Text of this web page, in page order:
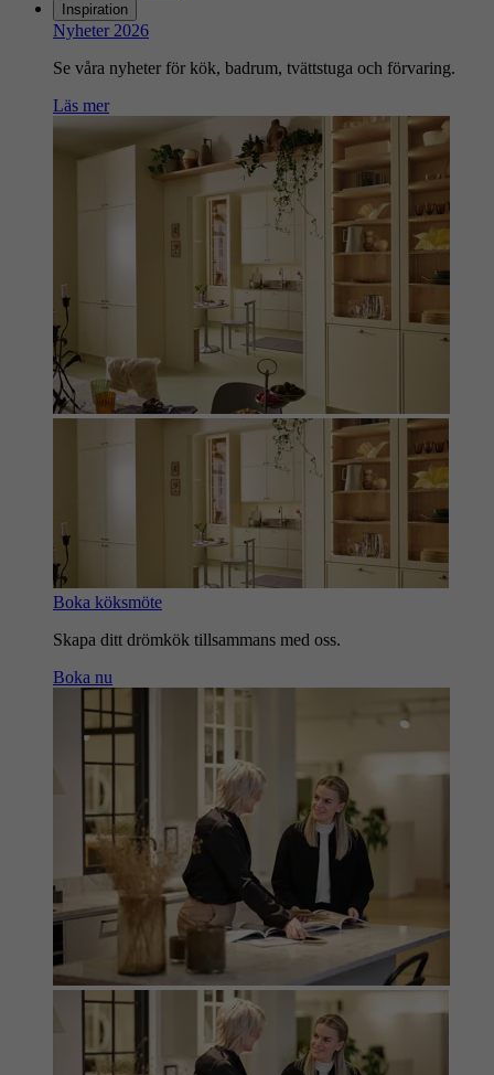
Inspiration
Nyheter 2026
Se våra nyheter för kök, badrum, tvättstuga och förvaring.
Läs mer
Boka köksmöte
Skapa ditt drömkök tillsammans med oss.
Boka nu